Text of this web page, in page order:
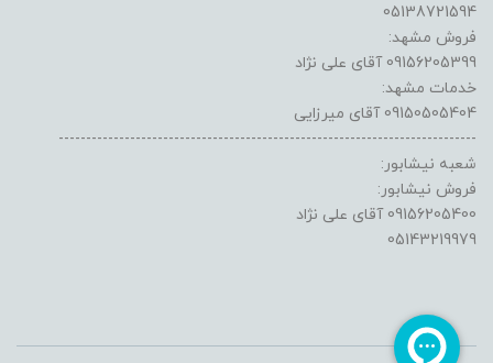
05138721594
فروش مشهد:
09156205399 آقای علی نژاد
خدمات مشهد:
09150505404 آقای میرزایی
----------------------------------------------------------------------------
شعبه نیشابور:
فروش نیشابور:
09156205400 آقای علی نژاد
05143219979